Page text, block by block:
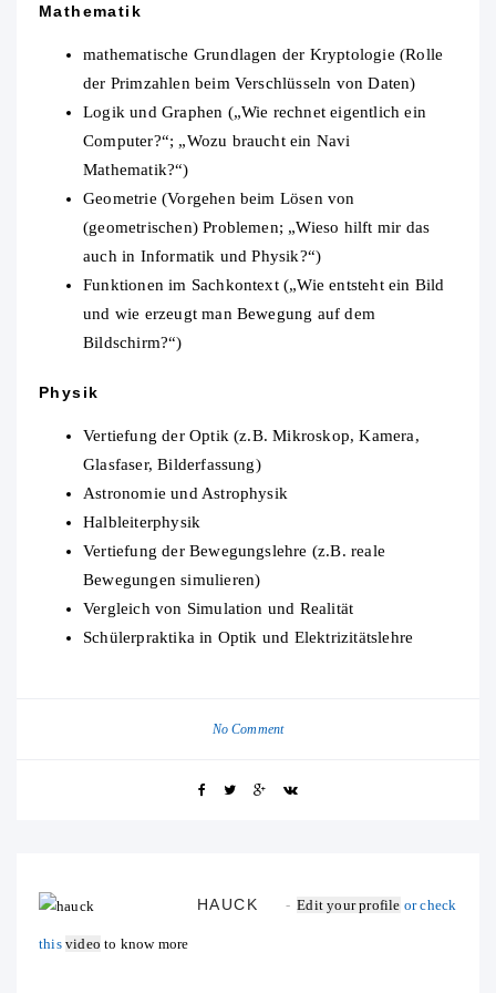
Mathematik
mathematische Grundlagen der Kryptologie (Rolle
der Primzahlen beim Verschlüsseln von Daten)
Logik und Graphen („Wie rechnet eigentlich ein
Computer?“; „Wozu braucht ein Navi
Mathematik?“)
Geometrie (Vorgehen beim Lösen von
(geometrischen) Problemen; „Wieso hilft mir das
auch in Informatik und Physik?“)
Funktionen im Sachkontext („Wie entsteht ein Bild
und wie erzeugt man Bewegung auf dem
Bildschirm?“)
Physik
Vertiefung der Optik (z.B. Mikroskop, Kamera,
Glasfaser, Bilderfassung)
Astronomie und Astrophysik
Halbleiterphysik
Vertiefung der Bewegungslehre (z.B. reale
Bewegungen simulieren)
Vergleich von Simulation und Realität
Schülerpraktika in Optik und Elektrizitätslehre
No Comment
HAUCK Edit your profile or check
this video to know more